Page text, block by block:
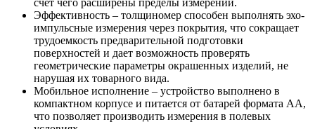
счет чего расширены пределы измерений.
Эффективность – толщиномер способен выполнять эхо-
импульсные измерения через покрытия, что сокращает
трудоемкость предварительной подготовки
поверхностей и дает возможность проверять
геометрические параметры окрашенных изделий, не
нарушая их товарного вида.
Мобильное исполнение – устройство выполнено в
компактном корпусе и питается от батарей формата AA,
что позволяет производить измерения в полевых